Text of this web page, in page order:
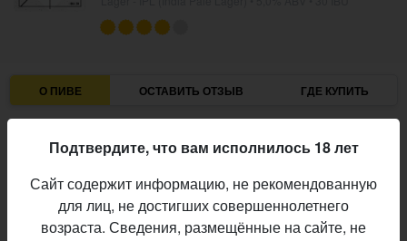
О ПИВЕ ОСТАВИТЬ ОТЗЫВ ГДЕ КУПИТЬ
Пивоварня:
Алкоголь:
5,0%
Горечь:
30 IBU
Начало
Подтвердите, что вам исполнилось 18 лет
Сайт содержит информацию, не рекомендованную
для лиц, не достигших совершеннолетнего
возраста. Сведения, размещённые на сайте, не